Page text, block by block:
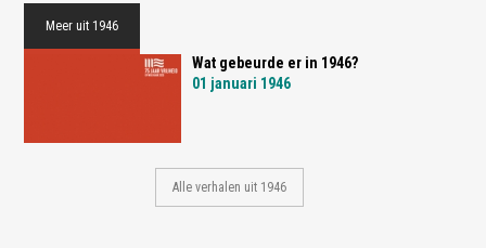
Meer uit 1946
Wat gebeurde er in 1946?
01 januari 1946
Alle verhalen uit 1946